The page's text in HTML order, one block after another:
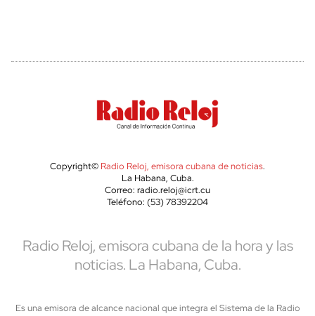
Copyright© Radio Reloj, emisora cubana de noticias.
La Habana, Cuba.
Correo: radio.reloj@icrt.cu
Teléfono: (53) 78392204
Radio Reloj, emisora cubana de la hora y las
noticias. La Habana, Cuba.
Es una emisora de alcance nacional que integra el Sistema de la Radio